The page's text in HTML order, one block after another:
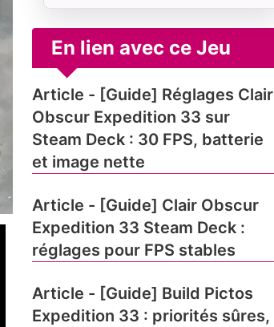
En lien avec ce Jeu
Article - [Guide] Réglages Clair
Obscur Expedition 33 sur
Steam Deck : 30 FPS, batterie
et image nette
Article - [Guide] Clair Obscur
Expedition 33 Steam Deck :
réglages pour FPS stables
Article - [Guide] Build Pictos
Expedition 33 : priorités sûres,